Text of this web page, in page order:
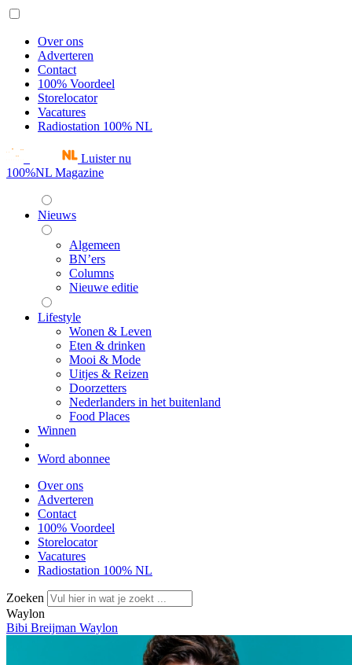
Over ons
Adverteren
Contact
100% Voordeel
Storelocator
Vacatures
Radiostation 100% NL
Luister nu
100%NL Magazine
Nieuws
Algemeen
BN’ers
Columns
Nieuwe editie
Lifestyle
Wonen & Leven
Eten & drinken
Mooi & Mode
Uitjes & Reizen
Doorzetters
Nederlanders in het buitenland
Food Places
Winnen
Word abonnee
Over ons
Adverteren
Contact
100% Voordeel
Storelocator
Vacatures
Radiostation 100% NL
Zoeken
Waylon
Bibi Breijman Waylon